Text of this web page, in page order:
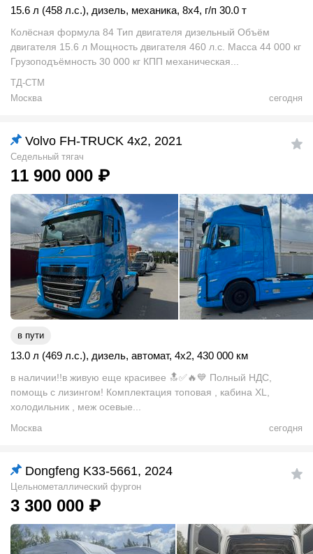
15.6 л (458 л.с.), дизель, механика, 8x4, г/п 30.0 т
Колёсная формула 84 Тип двигателя дизельный Объём
двигателя 15.6 л Мощность двигателя 460 л.с. Масса 44 000 кг
Грузоподъёмность 30 000 кг КПП механическая...
ТД-СТМ
Москва
сегодня
Volvo FH-TRUCK 4x2, 2021
Седельный тягач
11 900 000 ₽
в пути
13.0 л (469 л.с.), дизель, автомат, 4x2, 430 000 км
в наличии!!в живую еще красивее 🔝✅🔥💙 Полный НДС,
помощь с лизингом! Комплектация топовая , кабина XL,
холодильник , меж осевые...
Москва сегодня
Dongfeng K33-5661, 2024
Цельнометаллический фургон
3 300 000 ₽